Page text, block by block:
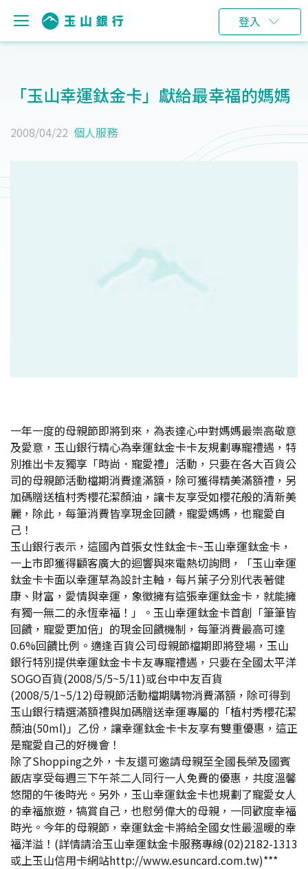
登入
「玉山幸運鈦金卡」獻給最幸福的媽媽
2008/04/22 個人服務
一年一度的母親節即將到來，為表達心中對媽媽最崇高敬意
及愛意，玉山銀行精心為幸運鈦金卡卡友規劃專寵禮遇，特
別推出卡友獨享「時尚．寵愛禮」活動，只要在各大百貨公
司的母親節活動檔期消費達滿額，除可獲得精美滿額禮，另
加碼贈送植村秀櫻花潔顏油，讓卡友享受如櫻花般的清新美
麗，除此，每筆消費皆享現金回饋，寵愛媽媽，也寵愛自
己！
玉山銀行表示，這國內首張女性鈦金卡~玉山幸運鈦金卡，
一上市即獲得顧客廣大的迴響與來電熱切詢問，「玉山幸運
鈦金卡卡面以幸運草為設計主軸，每片葉子分別代表著健
康、財富，愛情與幸運，象徵擁有這張幸運鈦金卡，就能擁
有獨一無二的永恆幸福！」。玉山幸運鈦金卡首創「筆筆皆
回饋，寵愛更加倍」的現金回饋機制，每筆消費最高可達
0.6%回饋比例。適逢百貨公司母親節檔期即將登場，玉山
銀行特別提供幸運鈦金卡卡友專寵禮遇，只要在全國太平洋
SOGO百貨(2008/5/5~5/11)或台中中友百貨
(2008/5/1~5/12)母親節活動檔期購物消費滿額，除可得到
玉山銀行精選滿額禮與加碼贈送幸運專屬的「植村秀櫻花潔
顏油(50ml)」乙份，讓幸運鈦金卡卡友享有雙重優惠，這正
是寵愛自己的好機會！
除了Shopping之外，卡友還可邀請母親至全國長榮及國賓
飯店享受每週三下午茶二人同行一人免費的優惠，共度溫馨
悠閒的午後時光。另外，玉山幸運鈦金卡也規劃了寵愛女人
的幸福旅遊，犒賞自己，也慰勞偉大的母親，一同歡度幸福
時光。今年的母親節，幸運鈦金卡將給全國女性最溫暖的幸
福洋溢！(詳情請洽玉山幸運鈦金卡服務專線(02)2182-1313
或上玉山信用卡網站http://www.esuncard.com.tw)***